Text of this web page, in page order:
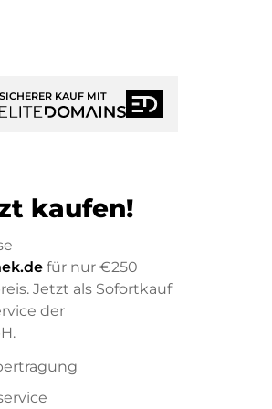
SICHERER KAUF MIT
kaufen!
für nur€250
Jetzt als Sofortkauf
der